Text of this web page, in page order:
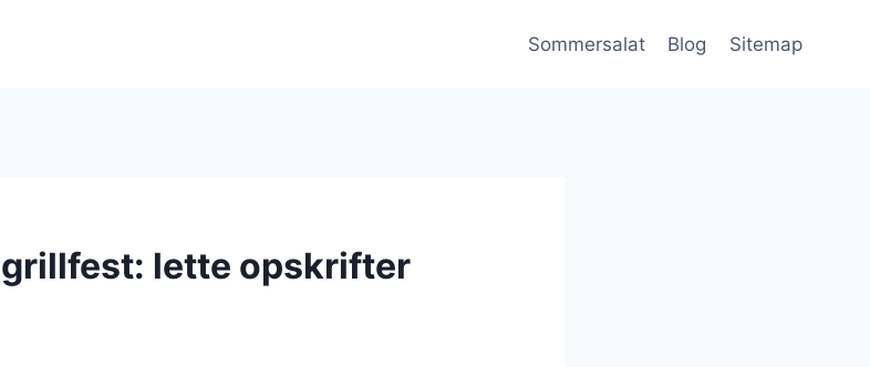
Sommersalat Blog Sitemap
lette opskrifter